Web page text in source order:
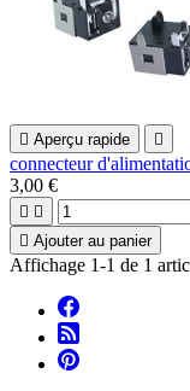
 Aperçu rapide 
connecteur
3,00 €
 
 Ajouter au panier
Affichage 1-1 de 1